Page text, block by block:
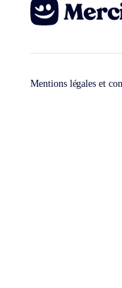
Mentions légales et